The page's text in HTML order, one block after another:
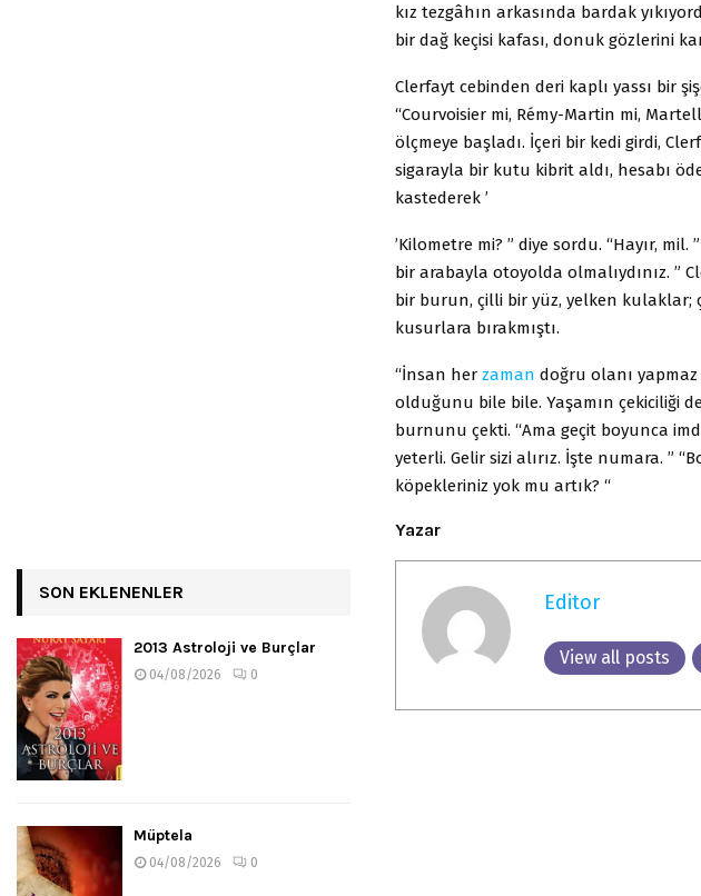
kız tezgâhın arkasında bardak
bir dağ keçisi kafası, donuk gözlerini
Clerfayt cebinden deri kaplı yassı bir
“Courvoisier mi, Rémy-Martin mi,
ölçmeye başladı. İçeri bir kedi girdi,
sigarayla bir kutu kibrit aldı, hesabı
kastederek ’
’Kilometre mi? ” diye sordu. “Hayır, mil.
bir arabayla otoyolda olmalıydınız. ”
bir burun, çilli bir yüz, yelken
kusurlara bırakmıştı.
“İnsan her zaman doğru olanı yapmaz
olduğunu bile bile. Yaşamın çekiciliği de
burnunu çekti. “Ama geçit boyunca
yeterli. Gelir sizi alırız. İşte numara. ”
köpekleriniz yok mu artık? “
Yazar
Editor
View all posts
SON EKLENENLER
2013 Astroloji ve Burçlar
04/08/2026 0
Müptela
04/08/2026 0